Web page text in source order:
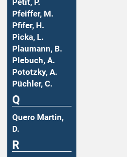
Petit, P.
Pfeiffer, M.
Pfifer, H.
Picka, L.
Plaumann, B.
Plebuch, A.
Pototzky, A.
Püchler, C.
Q
Quero Martin,
D.
R